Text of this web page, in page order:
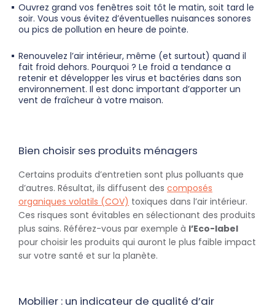
Ouvrez grand vos fenêtres soit tôt le matin, soit tard le
soir. Vous vous évitez d’éventuelles nuisances sonores
ou pics de pollution en heure de pointe.
Renouvelez l’air intérieur, même (et surtout) quand il
fait froid dehors. Pourquoi ? Le froid a tendance a
retenir et développer les virus et bactéries dans son
environnement. Il est donc important d’apporter un
vent de fraîcheur à votre maison.
Bien choisir ses produits ménagers
Certains produits d’entretien sont plus polluants que
d’autres. Résultat, ils diffusent des composés
organiques volatils (COV) toxiques dans l’air intérieur.
Ces risques sont évitables en sélectionant des produits
plus sains. Référez-vous par exemple à l’Eco-label
pour choisir les produits qui auront le plus faible impact
sur votre santé et sur la planète.
Mobilier : un indicateur de qualité d’air